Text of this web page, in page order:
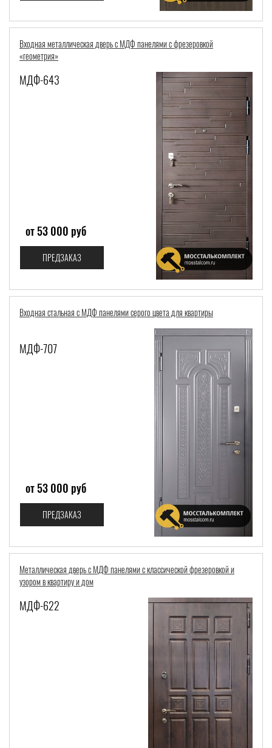
Входная металлическая дверь с МДФ панелями с фрезеровкой
«геометрия»
МДФ-643
от 53 000 руб
ПРЕДЗАКАЗ
Входная стальная с МДФ панелями серого цвета для квартиры
МДФ-707
от 53 000 руб
ПРЕДЗАКАЗ
Металлическая дверь с МДФ панелями с классической фрезеровкой и
узором в квартиру и дом
МДФ-622